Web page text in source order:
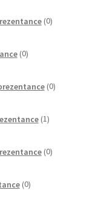
0izdelkov
0izdelkov
0izdelkov
1izdelek
0izdelkov
0izdelkov